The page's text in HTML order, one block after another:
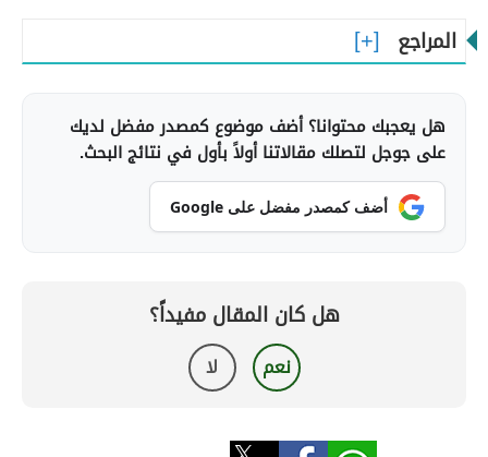
المراجع
هل يعجبك محتوانا؟ أضف موضوع كمصدر مفضل لديك
على جوجل لتصلك مقالاتنا أولاً بأول في نتائج البحث.
أضف كمصدر مفضل على Google
هل كان المقال مفيداً؟
نعم لا